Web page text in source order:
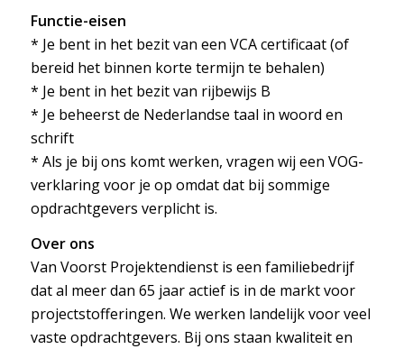
Functie-eisen
* Je bent in het bezit van een VCA certificaat (of
bereid het binnen korte termijn te behalen)
* Je bent in het bezit van rijbewijs B
* Je beheerst de Nederlandse taal in woord en
schrift
* Als je bij ons komt werken, vragen wij een VOG-
verklaring voor je op omdat dat bij sommige
opdrachtgevers verplicht is.
Over ons
Van Voorst Projektendienst is een familiebedrijf
dat al meer dan 65 jaar actief is in de markt voor
projectstofferingen. We werken landelijk voor veel
vaste opdrachtgevers. Bij ons staan kwaliteit en